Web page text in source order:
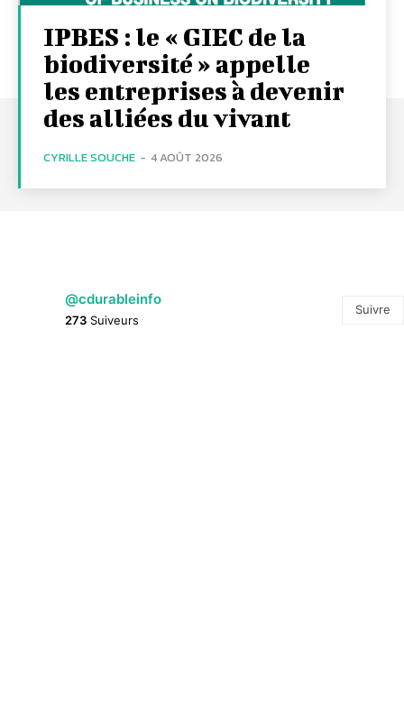
IPBES : le « GIEC de la
biodiversité » appelle
les entreprises à devenir
des alliées du vivant
CYRILLE SOUCHE - 4 AOÛT 2026
@cdurableinfo
273 Suiveurs
Suivre